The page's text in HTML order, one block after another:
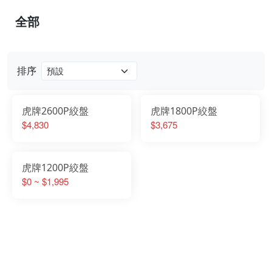
排序
虎牌2600P絞盤
$4,830
虎牌1800P絞盤
$3,675
虎牌1200P絞盤
$0 ~ $1,995
全部